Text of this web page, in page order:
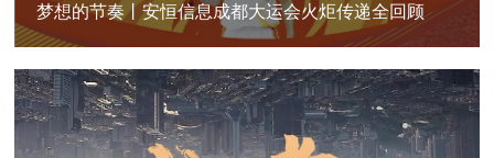
梦想的节奏丨安恒信息成都大运会火炬传递全回顾